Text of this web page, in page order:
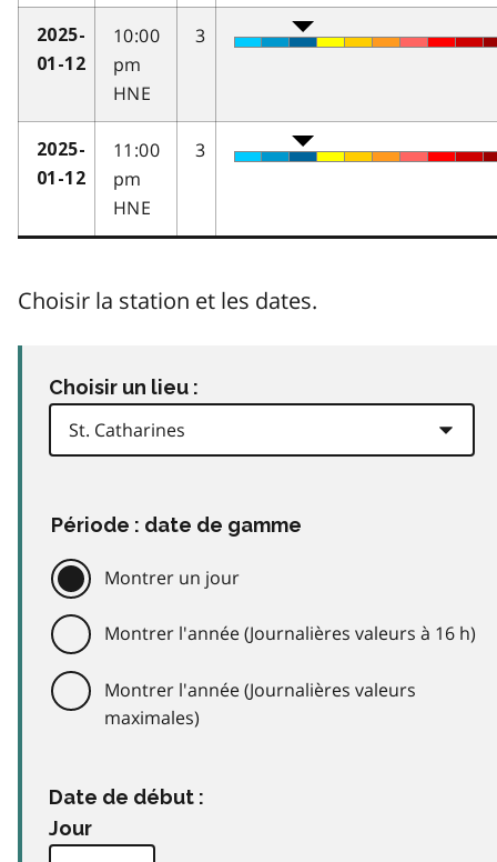
2025-
01-12
10:00
pm
HNE
3
2025-
01-12
11:00
pm
HNE
3
Choisir la station et les dates.
Choisir un lieu :
Période : date de gamme
Montrer un jour
Montrer l'année (Journalières valeurs à 16 h)
Montrer l'année (Journalières valeurs
maximales)
Date de début :
Jour